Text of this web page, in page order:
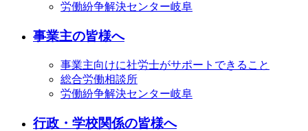
労働紛争解決センター岐阜
事業主の皆様へ
事業主向けに社労士がサポートできること
総合労働相談所
労働紛争解決センター岐阜
行政・学校関係の皆様へ